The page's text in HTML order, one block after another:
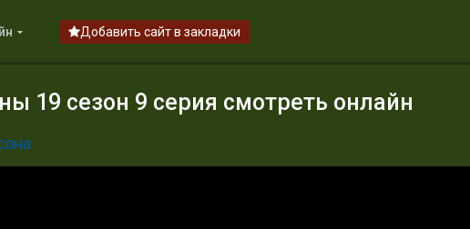
Добавить сайт в закладки
19 сезон 9 серия смотреть онлайн